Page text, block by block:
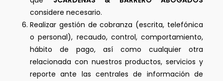
considere necesario.
Realizar gestión de cobranza (escrita, telefónica
o personal), recaudo, control, comportamiento,
hábito de pago, así como cualquier otra
relacionada con nuestros productos, servicios y
reporte ante las centrales de información de